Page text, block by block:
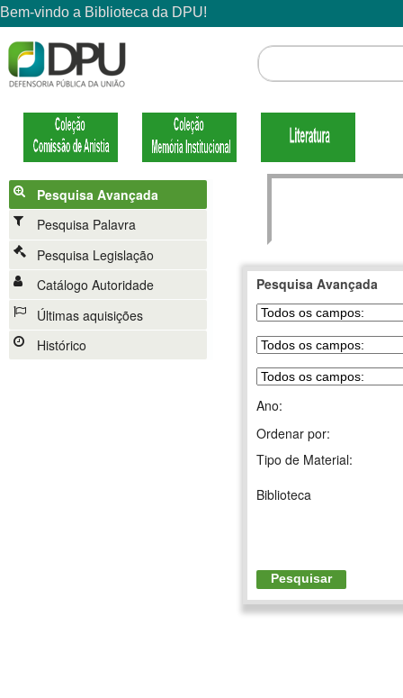
Pesquisa Avançada
Pesquisa Palavra
Pesquisa Legislação
Catálogo Autoridade
Últimas aquisições
Histórico
Pesquisa Avançada
Ano:
Ordenar por:
Tipo de Material:
Biblioteca
Pesquisar